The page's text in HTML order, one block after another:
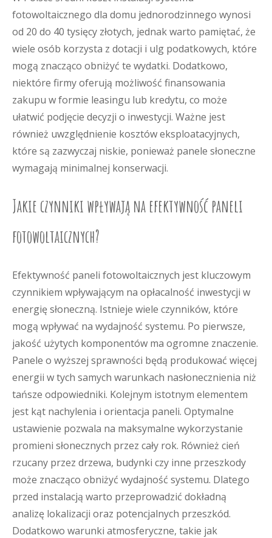
fotowoltaicznego dla domu jednorodzinnego wynosi
od 20 do 40 tysięcy złotych, jednak warto pamiętać, że
wiele osób korzysta z dotacji i ulg podatkowych, które
mogą znacząco obniżyć te wydatki. Dodatkowo,
niektóre firmy oferują możliwość finansowania
zakupu w formie leasingu lub kredytu, co może
ułatwić podjęcie decyzji o inwestycji. Ważne jest
również uwzględnienie kosztów eksploatacyjnych,
które są zazwyczaj niskie, ponieważ panele słoneczne
wymagają minimalnej konserwacji.
Jakie czynniki wpływają na efektywność paneli
fotowoltaicznych?
Efektywność paneli fotowoltaicznych jest kluczowym
czynnikiem wpływającym na opłacalność inwestycji w
energię słoneczną. Istnieje wiele czynników, które
mogą wpływać na wydajność systemu. Po pierwsze,
jakość użytych komponentów ma ogromne znaczenie.
Panele o wyższej sprawności będą produkować więcej
energii w tych samych warunkach nasłonecznienia niż
tańsze odpowiedniki. Kolejnym istotnym elementem
jest kąt nachylenia i orientacja paneli. Optymalne
ustawienie pozwala na maksymalne wykorzystanie
promieni słonecznych przez cały rok. Również cień
rzucany przez drzewa, budynki czy inne przeszkody
może znacząco obniżyć wydajność systemu. Dlatego
przed instalacją warto przeprowadzić dokładną
analizę lokalizacji oraz potencjalnych przeszkód.
Dodatkowo warunki atmosferyczne, takie jak